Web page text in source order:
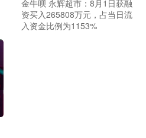
金牛呗 永辉超市：8月1日获融
资买入265808万元，占当日流
入资金比例为1153%